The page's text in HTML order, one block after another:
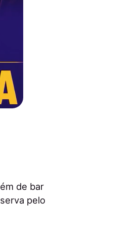
de bar
pelo